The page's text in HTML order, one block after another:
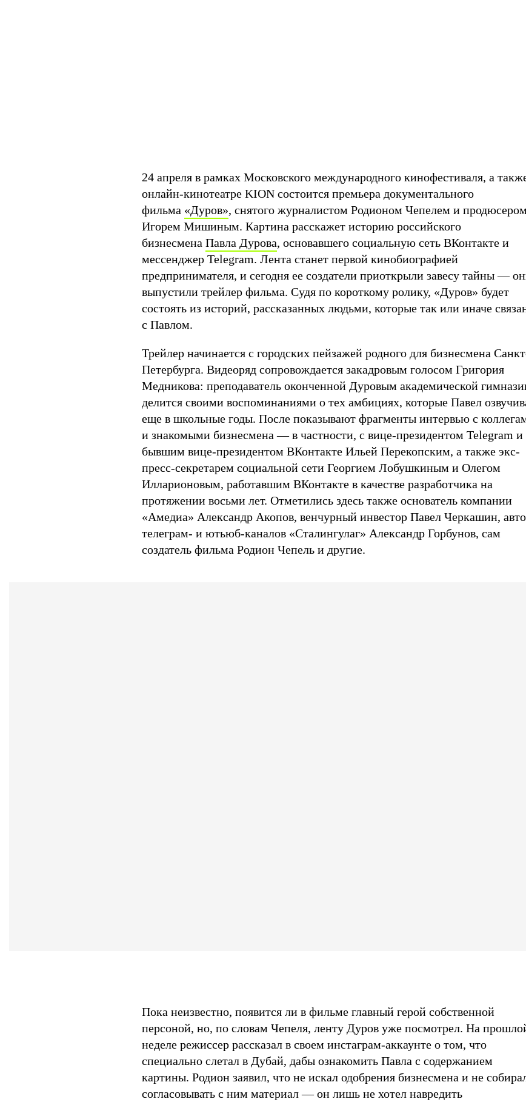
24 апреля в рамках Московского международного кинофестиваля, а
онлайн-кинотеатре KION состоится премьера документального
фильма «Дуров», снятого журналистом Родионом Чепелем и продюсером
Игорем Мишиным. Картина расскажет историю российского
бизнесмена Павла Дурова, основавшего социальную сеть ВКонтакте и
мессенджер Telegram. Лента станет первой кинобиографией
предпринимателя, и сегодня ее создатели приоткрыли завесу тайны —
выпустили трейлер фильма. Судя по короткому ролику, «Дуров» будет
состоять из историй, рассказанных людьми, которые так или иначе
с Павлом.
Трейлер начинается с городских пейзажей родного для бизнесмена
Петербурга. Видеоряд сопровождается закадровым голосом Григория
Медникова: преподаватель оконченной Дуровым академической
делится своими воспоминаниями о тех амбициях, которые Павел
еще в школьные годы. После показывают фрагменты интервью с
и знакомыми бизнесмена — в частности, с вице-президентом Telegram и
бывшим вице-президентом ВКонтакте Ильей Перекопским, а также экс-
пресс-секретарем социальной сети Георгием Лобушкиным и Олегом
Илларионовым, работавшим ВКонтакте в качестве разработчика на
протяжении восьми лет. Отметились здесь также основатель компании
«Амедиа» Александр Акопов, венчурный инвестор Павел Черкашин,
телеграм- и ютьюб-каналов «Сталингулаг» Александр Горбунов, сам
создатель фильма Родион Чепель и другие.
Пока неизвестно, появится ли в фильме главный герой собственной
персоной, но, по словам Чепеля, ленту Дуров уже посмотрел. На
неделе режиссер рассказал в своем инстаграм-аккаунте о том, что
специально слетал в Дубай, дабы ознакомить Павла с содержанием
картины. Родион заявил, что не искал одобрения бизнесмена и не
согласовывать с ним материал — он лишь не хотел навредить